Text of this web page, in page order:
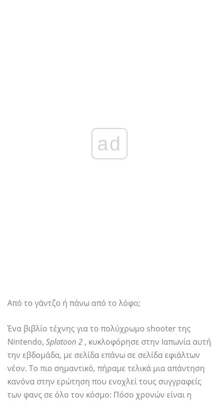
ad
Από το γάντζο ή πάνω από το λόφο;
Ένα βιβλίο τέχνης για το πολύχρωμο shooter της
Nintendo, Splatoon 2 , κυκλοφόρησε στην Ιαπωνία αυτή
την εβδομάδα, με σελίδα επάνω σε σελίδα εφιάλτων
νέον. Το πιο σημαντικό, πήραμε τελικά μια απάντηση
κανόνα στην ερώτηση που ενοχλεί τους συγγραφείς
των φανς σε όλο τον κόσμο: Πόσο χρονών είναι η